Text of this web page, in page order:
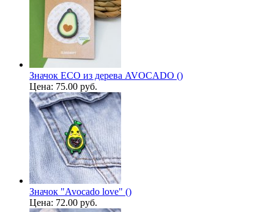
Значок ECO из дерева AVOCADO ()
Цена: 75.00 руб.
Значок "Avocado love" ()
Цена: 72.00 руб.